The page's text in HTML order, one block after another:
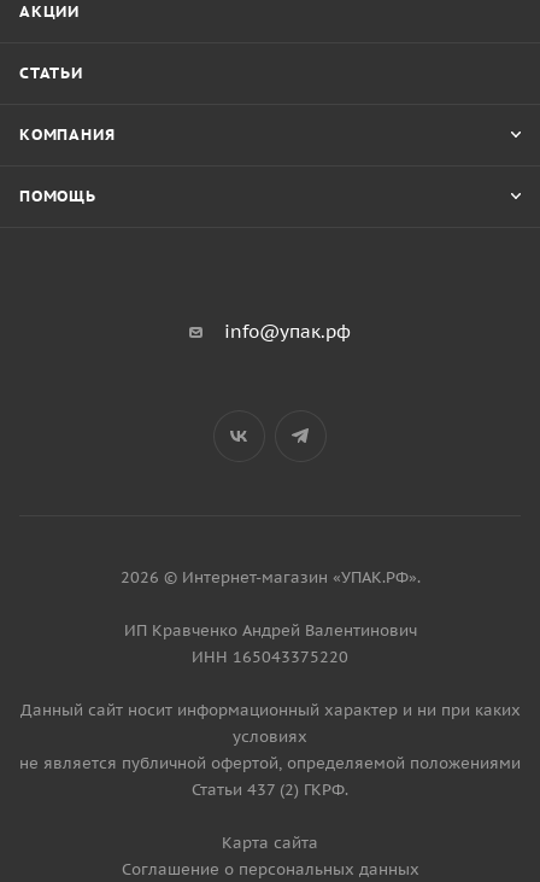
АКЦИИ
СТАТЬИ
КОМПАНИЯ
ПОМОЩЬ
info@упак.рф
2026 © Интернет-магазин «УПАК.РФ».
ИП Кравченко Андрей Валентинович
ИНН 165043375220
Данный сайт носит информационный характер и ни при каких
условиях
не является публичной офертой, определяемой положениями
Статьи 437 (2) ГКРФ.
Карта сайта
Соглашение о персональных данных